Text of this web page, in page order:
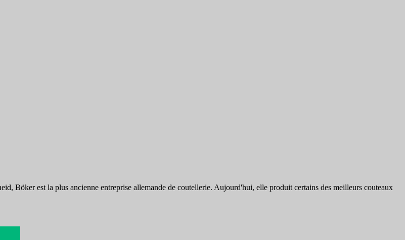
Böker est la plus ancienne entreprise allemande de coutellerie. Aujourd'hui, elle produit certains des meilleurs couteaux